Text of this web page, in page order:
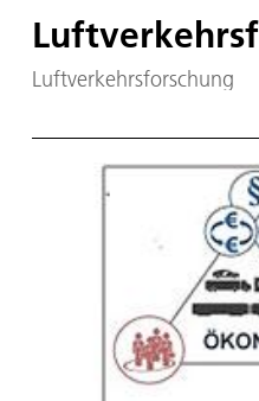
Luftverkehrsforschung